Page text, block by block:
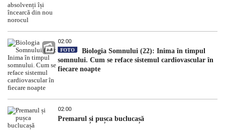
02:00
FOTO
Biologia Somnului (22): Inima în timpul
somnului. Cum se reface sistemul cardiovascular în
fiecare noapte
02:00
Premarul și pușca buclucașă